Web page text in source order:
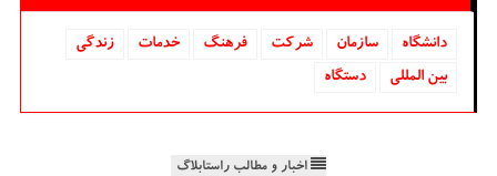
دانشگاه‌ سازمان شركت فرهنگ خدمات
زندگی
بین المللی
دستگاه
اخبار و مطالب راستابلاگ